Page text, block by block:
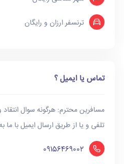
ترنسفر ارزان و رایگان
تماس یا ایمیل ؟
مسافرین محترم: هرگونه سوال
تلفی و یا از طریق ارسال ایمیل با ما
09156469002